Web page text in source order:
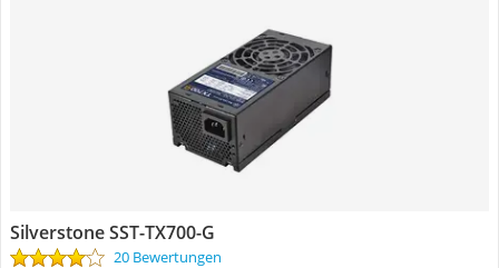
Silverstone SST-TX700-G
20 Bewertungen